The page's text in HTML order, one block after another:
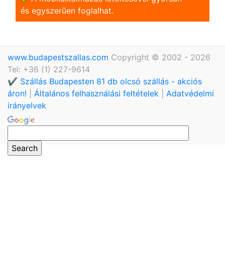
és egyszerũen foglalhat.
www.budapestszallas.com Copyright © 2002 - 2026
Tel: +36 (1) 227-9614
✔️ Szállás Budapesten 81 db olcsó szállás - akciós
áron!
Általános felhasználási feltételek
Adatvédelmi
irányelvek